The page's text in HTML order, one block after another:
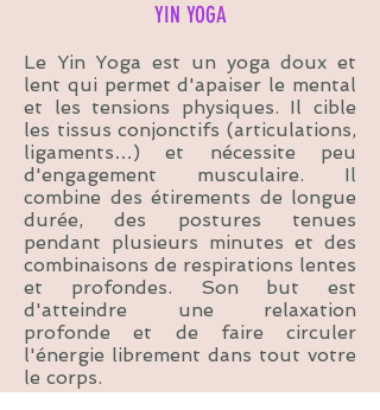
YIN YOGA
Le Yin Yoga est un yoga doux et
lent qui permet d'apaiser le mental
et les tensions physiques. Il cible
les tissus conjonctifs (articulations,
ligaments…) et nécessite peu
d'engagement musculaire. Il
combine des étirements de longue
durée, des postures tenues
pendant plusieurs minutes et des
combinaisons de respirations lentes
et profondes. Son but est
d'atteindre une relaxation
profonde et de faire circuler
l'énergie librement dans tout votre
le corps.